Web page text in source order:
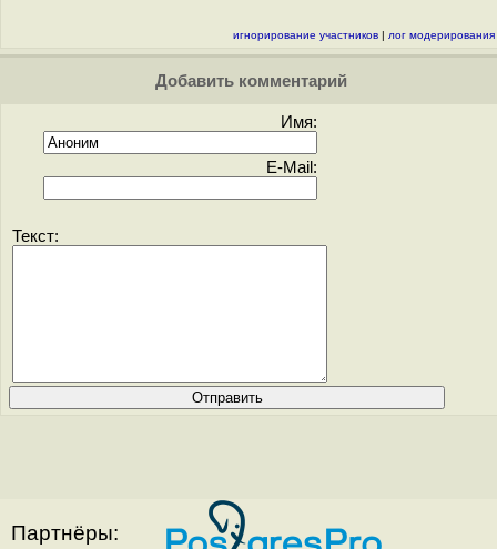
игнорирование участников | лог модерирования
Добавить комментарий
Имя:
E-Mail:
Текст:
Партнёры: